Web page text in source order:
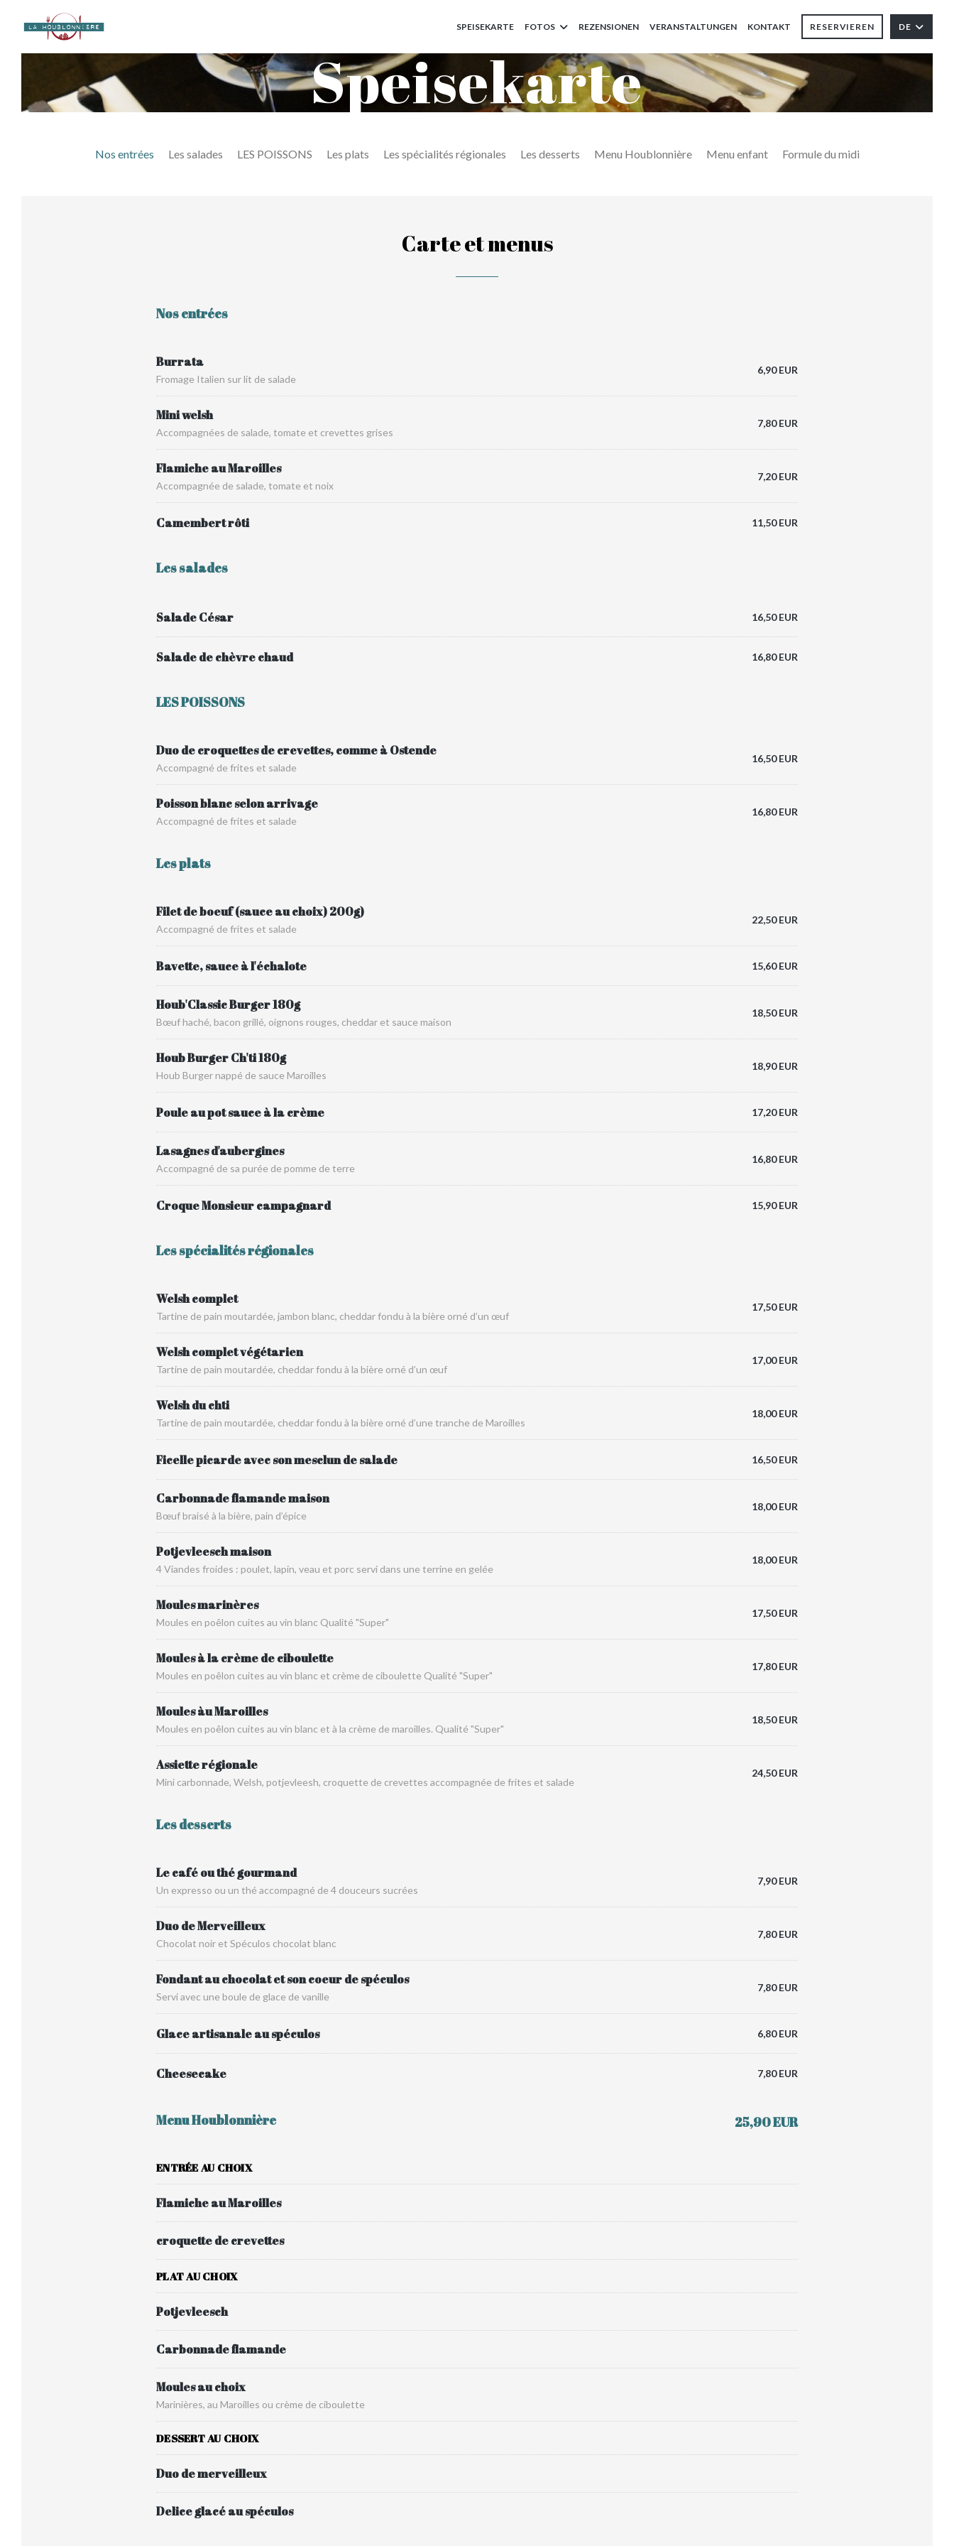
SPEISEKARTE FOTOS REZENSIONEN VERANSTALTUNGEN KONTAKT RESERVIEREN DE
Speisekarte
Nos entrées Les salades LES POISSONS Les plats Les spécialités régionales Les desserts Menu Houblonnière Menu enfant Formule du midi
Carte et menus
Nos entrées
Burrata
Fromage Italien sur lit de salade
6,90 EUR
Mini welsh
Accompagnées de salade, tomate et crevettes grises
7,80 EUR
Flamiche au Maroilles
Accompagnée de salade, tomate et noix
7,20 EUR
Camembert rôti 11,50 EUR
Les salades
Salade César 16,50 EUR
Salade de chèvre chaud 16,80 EUR
LES POISSONS
Duo de croquettes de crevettes, comme à Ostende
Accompagné de frites et salade
16,50 EUR
Poisson blanc selon arrivage
Accompagné de frites et salade
16,80 EUR
Les plats
Filet de boeuf (sauce au choix) 200g)
Accompagné de frites et salade
22,50 EUR
Bavette, sauce à l'échalote 15,60 EUR
Houb'Classic Burger 180g
Bœuf haché, bacon grillé, oignons rouges, cheddar et sauce maison
18,50 EUR
Houb Burger Ch'ti 180g
Houb Burger nappé de sauce Maroilles
18,90 EUR
Poule au pot sauce à la crème 17,20 EUR
Lasagnes d'aubergines
Accompagné de sa purée de pomme de terre
16,80 EUR
Croque Monsieur campagnard 15,90 EUR
Les spécialités régionales
Welsh complet
Tartine de pain moutardée, jambon blanc, cheddar fondu à la bière orné d’un œuf
17,50 EUR
Welsh complet végétarien
Tartine de pain moutardée, cheddar fondu à la bière orné d’un œuf
17,00 EUR
Welsh du chti
Tartine de pain moutardée, cheddar fondu à la bière orné d’une tranche de Maroilles
18,00 EUR
Ficelle picarde avec son mesclun de salade 16,50 EUR
Carbonnade flamande maison
Bœuf braisé à la bière, pain d’épice
18,00 EUR
Potjevleesch maison
4 Viandes froides : poulet, lapin, veau et porc servi dans une terrine en gelée
18,00 EUR
Moules marinères
Moules en poêlon cuites au vin blanc Qualité "Super"
17,50 EUR
Moules à la crème de ciboulette
Moules en poêlon cuites au vin blanc et crème de ciboulette Qualité "Super"
17,80 EUR
Moules àu Maroilles
Moules en poêlon cuites au vin blanc et à la crème de maroilles. Qualité "Super"
18,50 EUR
Assiette régionale
Mini carbonnade, Welsh, potjevleesh, croquette de crevettes accompagnée de frites et salade
24,50 EUR
Les desserts
Le café ou thé gourmand
Un expresso ou un thé accompagné de 4 douceurs sucrées
7,90 EUR
Duo de Merveilleux
Chocolat noir et Spéculos chocolat blanc
7,80 EUR
Fondant au chocolat et son coeur de spéculos
Servi avec une boule de glace de vanille
7,80 EUR
Glace artisanale au spéculos 6,80 EUR
Cheesecake 7,80 EUR
Menu Houblonnière 25,90 EUR
ENTRÉE AU CHOIX
Flamiche au Maroilles
croquette de crevettes
PLAT AU CHOIX
Potjevleesch
Carbonnade flamande
Moules au choix
Marinières, au Maroilles ou crème de ciboulette
DESSERT AU CHOIX
Duo de merveilleux
Delice glacé au spéculos